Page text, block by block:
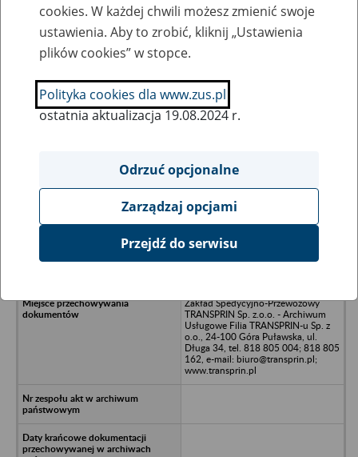
SZUKAJ
Ukryj wszystkie pozycje bazy
ATU Spółka z o.o. w likwidacji -
Zakład Spedycyjno-Przewozowy
TRANSPRIN Sp. z.o.o. - Archiwum
Usługowe Filia TRANSPRIN-u Sp. z
o.o., 24-100 Góra Puławska, ul.
Długa 34, tel. 818 805 004; 818 805
162, e-mail: biuro@transprin.pl;
www.transprin.pl
cookies. W każdej chwili możesz zmienić swoje
ustawienia. Aby to zrobić, kliknij „Ustawienia
plików cookies” w stopce.
Polityka cookies dla www.zus.pl
ostatnia aktualizacja 19.08.2024 r.
Odrzuć opcjonalne
Zarządzaj opcjami
Przejdź do serwisu